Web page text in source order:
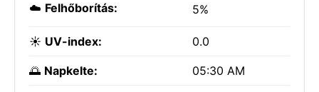
☁️ Felhőborítás: 5%
☀️ UV-index: 0.0
🌅 Napkelte: 05:30 AM